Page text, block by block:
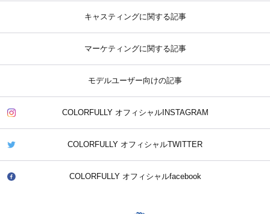
キャスティングに関する記事
マーケティングに関する記事
モデルユーザー向けの記事
COLORFULLY オフィシャルINSTAGRAM
COLORFULLY オフィシャルTWITTER
COLORFULLY オフィシャルfacebook